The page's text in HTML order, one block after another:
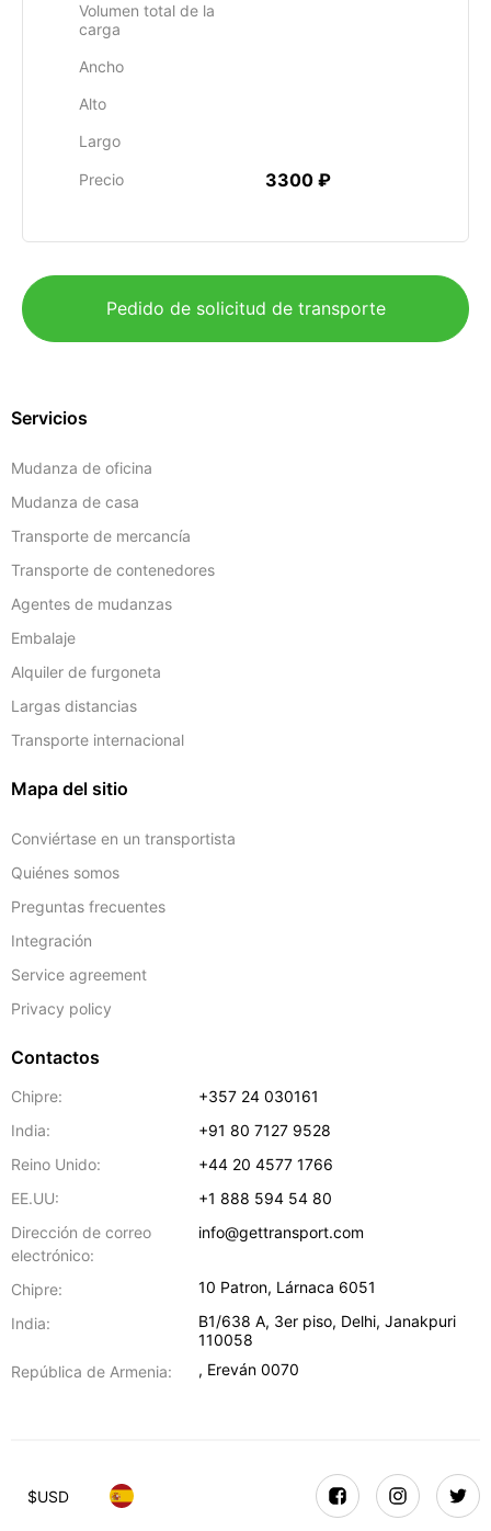
Volumen total de la
carga
Ancho
Alto
Largo
Precio 3300 ₽
Pedido de solicitud de transporte
Servicios
Mudanza de oficina
Mudanza de casa
Transporte de mercancía
Transporte de contenedores
Agentes de mudanzas
Embalaje
Alquiler de furgoneta
Largas distancias
Transporte internacional
Mapa del sitio
Conviértase en un transportista
Quiénes somos
Preguntas frecuentes
Integración
Service agreement
Privacy policy
Contactos
Chipre:
+357 24 030161
India:
+91 80 7127 9528
Reino Unido:
+44 20 4577 1766
EE.UU:
+1 888 594 54 80
Dirección de correo
electrónico:
info@gettransport.com
Chipre: 10 Patron, Lárnaca 6051
India:
B1/638 A, 3er piso, Delhi,Janakpuri
110058
República de Armenia:
, Ereván 0070
$USD